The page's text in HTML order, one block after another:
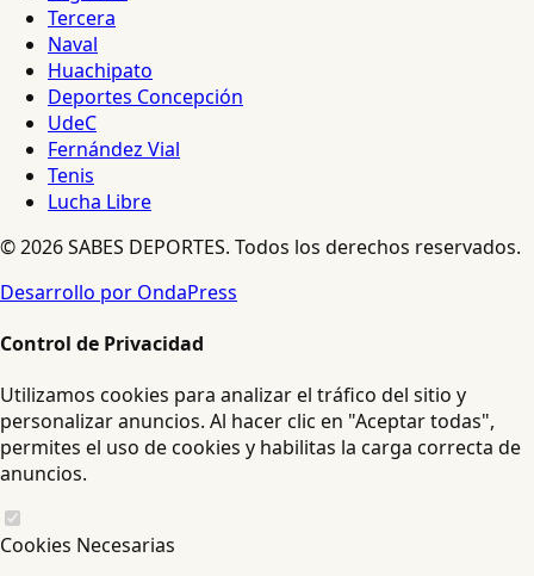
Tercera
Naval
Huachipato
Deportes Concepción
UdeC
Fernández Vial
Tenis
Lucha Libre
© 2026 SABES DEPORTES. Todos los derechos reservados.
Desarrollo por OndaPress
Control de Privacidad
Utilizamos cookies para analizar el tráfico del sitio y
personalizar anuncios. Al hacer clic en "Aceptar todas",
permites el uso de cookies y habilitas la carga correcta de
anuncios.
Cookies Necesarias